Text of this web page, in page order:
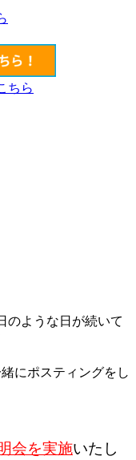
のような日が続いて
にポスティングをし
会を実施いたし